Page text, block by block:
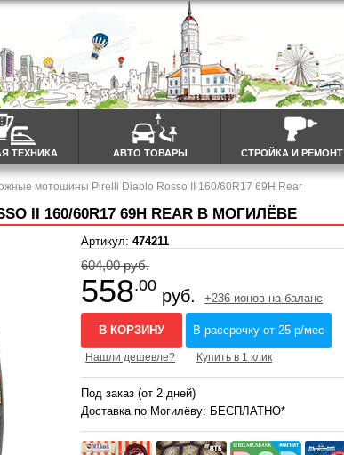
ТЕХНИКА АВТО ТОВАРЫ СТРОЙКА И РЕМОНТ
мотошины Pirelli Diablo Rosso II 160/60R17 69H Rear
II 160/60R17 69H REAR В МОГИЛЁВЕ
Артикул:474211
604,00 руб.
558.00
руб. +236 ионов на баланс
В КОРЗИНУ В рассрочку от 25 р/мес
Нашли дешевле? Купить в 1 клик
Под заказ (от 2 дней)
Доставка по Могилёву: БЕСПЛАТНО*